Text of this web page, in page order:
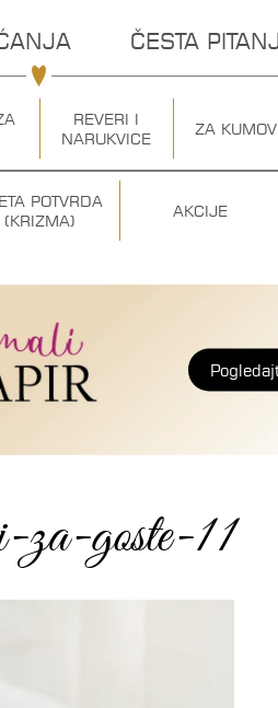
ČESTA
REVERI I
NARUKVICE
ZA
POTVRDA
(KRIZMA)
AKCIJE
za-goste-11